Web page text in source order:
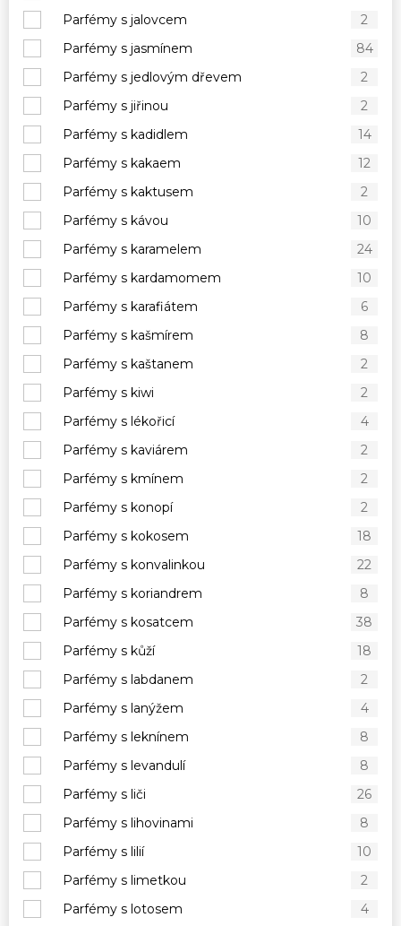
Parfémy s jalovcem
2
Parfémy s jasmínem
84
Parfémy s jedlovým dřevem
2
Parfémy s jiřinou
2
Parfémy s kadidlem
14
Parfémy s kakaem
12
Parfémy s kaktusem
2
Parfémy s kávou
10
Parfémy s karamelem
24
Parfémy s kardamomem
10
Parfémy s karafiátem
6
Parfémy s kašmírem
8
Parfémy s kaštanem
2
Parfémy s kiwi
2
Parfémy s lékořicí
4
Parfémy s kaviárem
2
Parfémy s kmínem
2
Parfémy s konopí
2
Parfémy s kokosem
18
Parfémy s konvalinkou
22
Parfémy s koriandrem
8
Parfémy s kosatcem
38
Parfémy s kůží
18
Parfémy s labdanem
2
Parfémy s lanýžem
4
Parfémy s leknínem
8
Parfémy s levandulí
8
Parfémy s liči
26
Parfémy s lihovinami
8
Parfémy s lilií
10
Parfémy s limetkou
2
Parfémy s lotosem
4